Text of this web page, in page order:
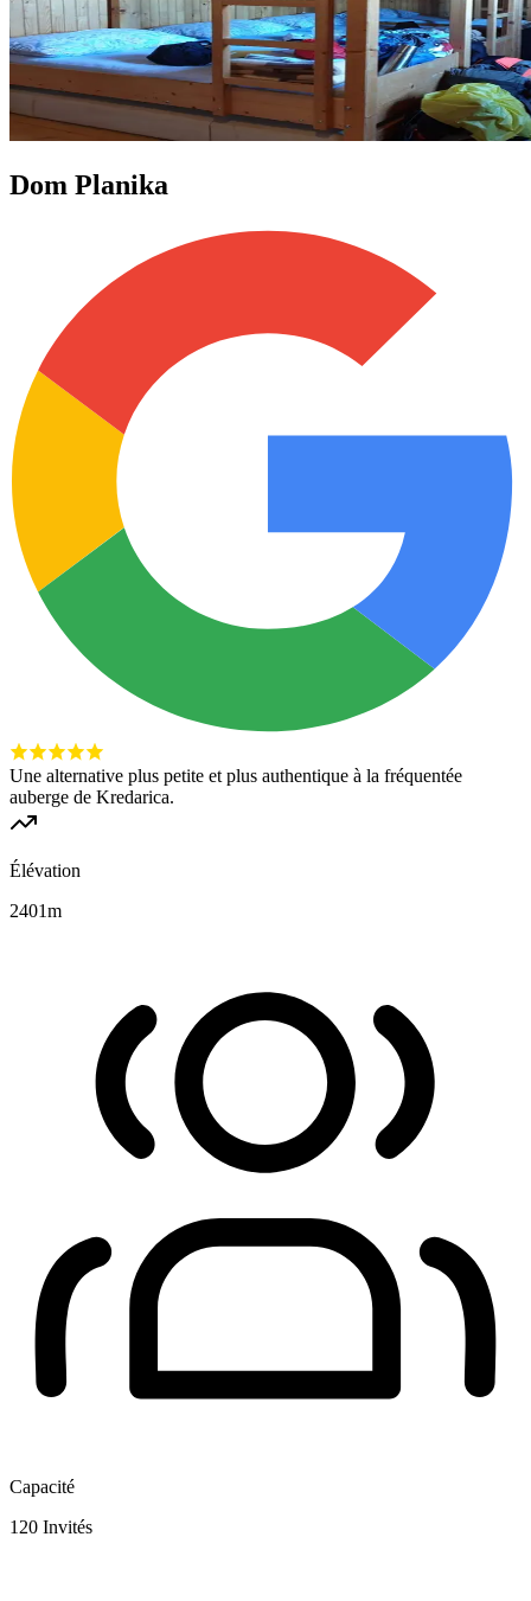
Dom Planika
Une alternative plus petite et plus authentique à la fréquentée
auberge de Kredarica.
Élévation
2401m
Capacité
120 Invités